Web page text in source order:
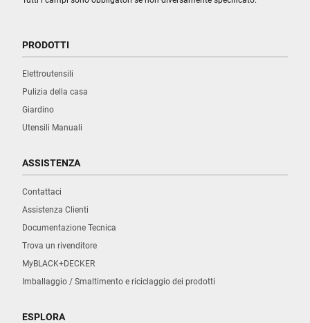
PRODOTTI
Elettroutensili
Pulizia della casa
Giardino
Utensili Manuali
ASSISTENZA
Contattaci
Assistenza Clienti
Documentazione Tecnica
Trova un rivenditore
MyBLACK+DECKER
Imballaggio / Smaltimento e riciclaggio dei prodotti
ESPLORA